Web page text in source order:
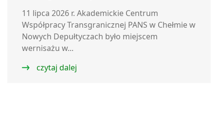
11 lipca 2026 r. Akademickie Centrum
Współpracy Transgranicznej PANS w Chełmie w
Nowych Depułtyczach było miejscem
wernisażu w...
czytaj dalej